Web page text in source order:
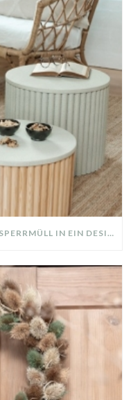
DIY UPCYLING IDEE: WIE MAN SPERRMÜLL IN EIN DESIGNER TEIL VERWANDELT